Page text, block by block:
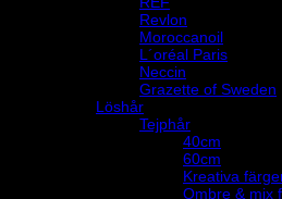
Revlon
Moroccanoil
L´oréal Paris
Neccin
Grazette of Sweden
Löshår
Tejphår
40cm
60cm
Kreativa
Ombre & mix